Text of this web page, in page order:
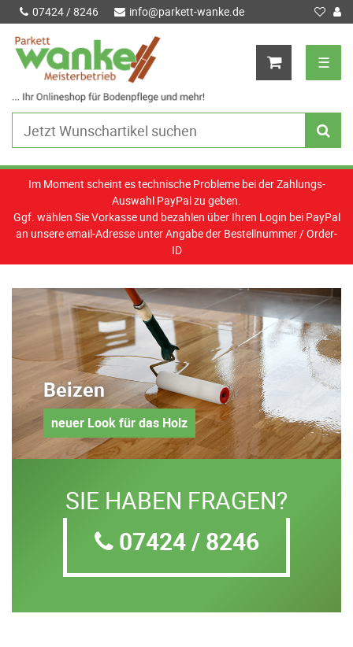
07424 / 8246 info@parkett-wanke.de
☰
Im Moment scheint es technische Probleme bei der Zahlungs-
Auswahl PayPal zu geben.
Ggf. wählen Sie Vorkasse und bezahlen über Ihren Login bei PayPal
an unsere email-Adresse unter Angabe der Bestellnummer / Order-
ID
Beizen
neuer Look für das Holz
SIE HABEN FRAGEN?
07424 / 8246